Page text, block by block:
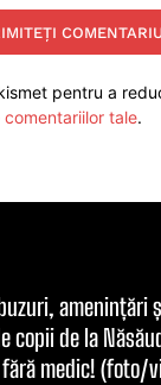
pentru a
tale.
amenințări
copii de la
medic! (foto/